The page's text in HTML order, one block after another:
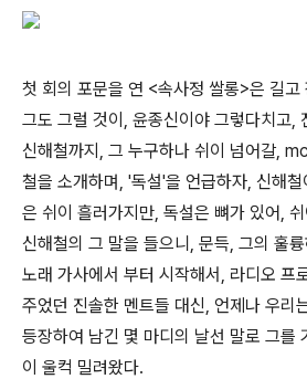
첫 회의 포문을 연 <속사정 쌀롱>은 길고
그도 그럴 것이, 윤종신이야 그렇다치고,
신해철까지, 그 누구하나 쉬이 넘어갈,
철을 소개하며, '독설'을 언급하자, 신해
은 쉬이 흘러가지만, 독설은 뼈가 있어,
신해철의 그 말을 들으니, 문득, 그의 훌
노래 가사에서 부터 시작해서, 라디오 프
주었던 진솔한 멘트들 대신, 언제나 우리
등장하여 남긴 몇 마디의 날선 말로 그를
이 울컥 밀려왔다.